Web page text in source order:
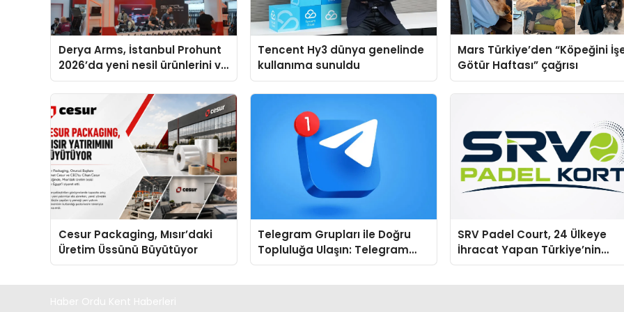
Derya Arms, İstanbul Prohunt
2026’da yeni nesil ürünlerini ve
global marka vizyonunu
sergiledi
Tencent Hy3 dünya genelinde
kullanıma sunuldu
Mars Türkiye’den “Köpeğini
Götür Haftası” çağrısı
Cesur Packaging, Mısır’daki
Üretim Üssünü Büyütüyor
Telegram Grupları ile Doğru
Topluluğa Ulaşın: Telegram
Grup Keşfinde Sade ve
SRV Padel Court, 24 Ülkeye
İhracat Yapan Türkiye’nin
Padel Kortu Üretim Gücü